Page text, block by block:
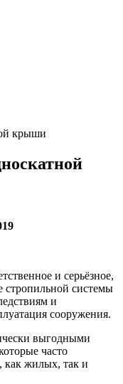
крыши
и серьёзное,
стропильной системы
и
сооружения.
выгодными
часто
как жилых, так и